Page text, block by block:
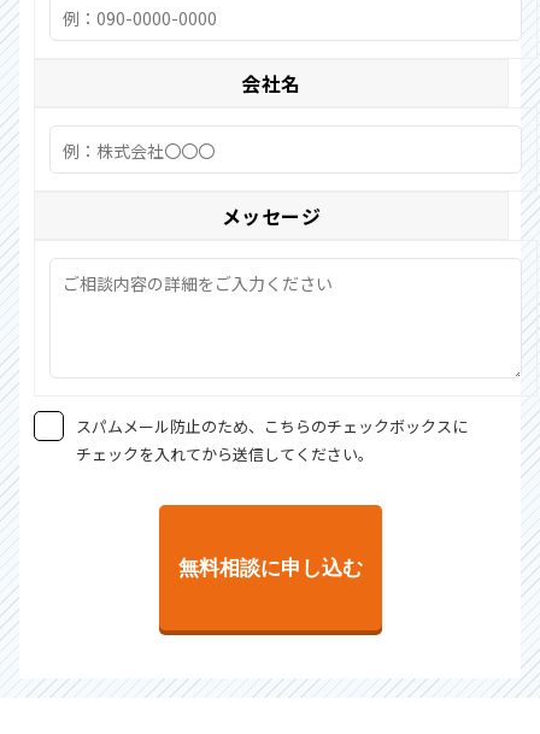
会社名
メッセージ
スパムメール防止のため、こちらのチェックボックスに
チェックを入れてから送信してください。